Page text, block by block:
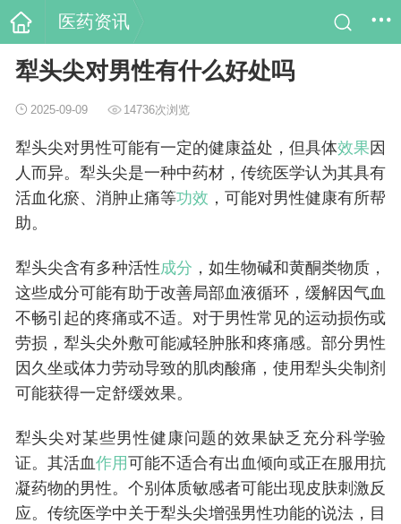
医药资讯
犁头尖对男性有什么好处吗
2025-09-09 14736次浏览
犁头尖对男性可能有一定的健康益处，但具体效果 因
人而异。犁头尖是一种中药材，传统医学认为其具有
活血化瘀、消肿止痛等功效 ，可能对男性健康有所帮
助。
犁头尖含有多种活性成分 ，如生物碱和黄酮类物质，
这些成分可能有助于改善局部血液循环，缓解因气血
不畅引起的疼痛或不适。对于男性常见的运动损伤或
劳损，犁头尖外敷可能减轻肿胀和疼痛感。部分男性
因久坐或体力劳动导致的肌肉酸痛，使用犁头尖制剂
可能获得一定舒缓效果。
犁头尖对某些男性健康问题的效果缺乏充分科学验
证。其活血作用可能不适合有出血倾向或正在服用抗
凝药物的男性。个别体质敏感者可能出现皮肤刺激反
应。传统医学中关于犁头尖增强男性功能的说法，目